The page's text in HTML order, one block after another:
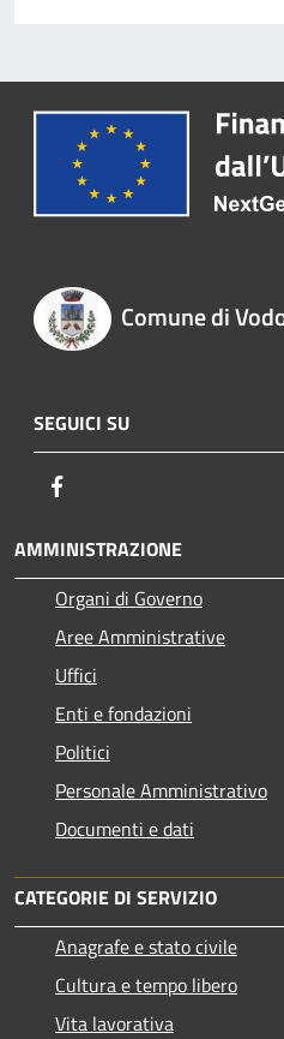
Comune di
SEGUICI SU
AMMINISTRAZIONE
Organi di Governo
Aree Amministrative
Uffici
Enti e fondazioni
Politici
Personale Amministrativo
Documenti e dati
CATEGORIE DI SERVIZIO
Anagrafe e stato civile
Cultura e tempo libero
Vita lavorativa